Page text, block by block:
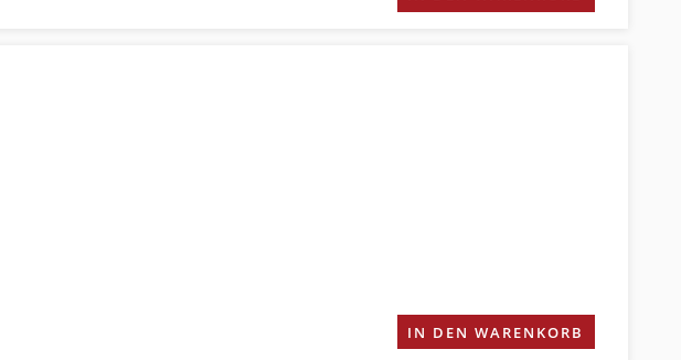
IN DEN WARENKORB